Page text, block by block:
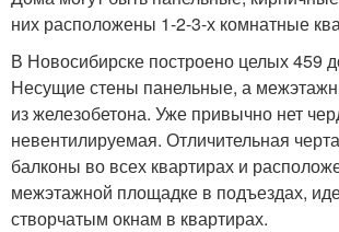
них расположены 1-2-3-х комнатные
В Новосибирске построено целых 459
Несущие стены панельные, а
из железобетона. Уже привычно нет
невентилируемая. Отличительная
балконы во всех квартирах и
межэтажной площадке в подъездах,
створчатым окнам в квартирах.